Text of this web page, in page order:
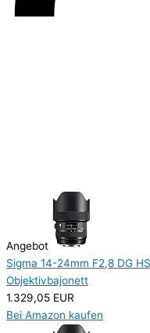
Angebot
Sigma 14-24mm F2,8 DG
Objektivbajonett
1.329,05 EUR
Bei Amazon kaufen